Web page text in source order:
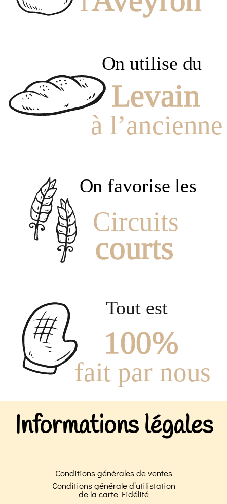
Informations légales
Conditions générales de ventes
Conditions générale d’utilistation
de la carte Fidélité